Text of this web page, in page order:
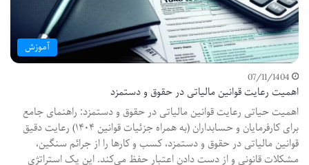
آموزش
07/11/1404
اهمیت رعایت قوانین مالیاتی در حقوق و دستمزد
اهمیت حیاتی رعایت قوانین مالیاتی در حقوق و دستمزد: راهنمای جامع
برای کارفرمایان و حسابداران (به همراه جزئیات قوانین ۱۴۰۴) رعایت دقیق
قوانین مالیاتی در حقوق و دستمزد، کسب و کارها را از جرائم سنگین،
مشکلات قانونی و از دست دادن اعتبار حفظ می‌کند. این یک استراتژی